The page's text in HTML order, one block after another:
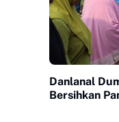
Danlanal
Bersihkan